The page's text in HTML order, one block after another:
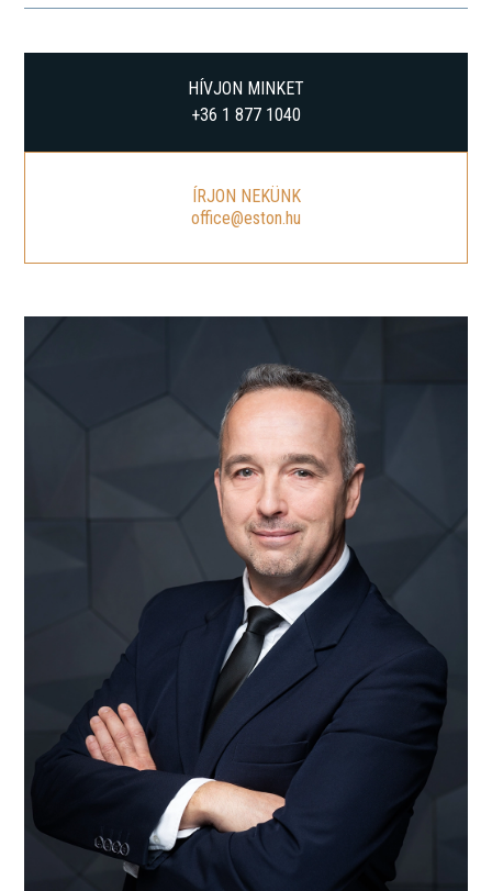
HÍVJON MINKET
+36 1 877 1040
ÍRJON NEKÜNK
office@eston.hu